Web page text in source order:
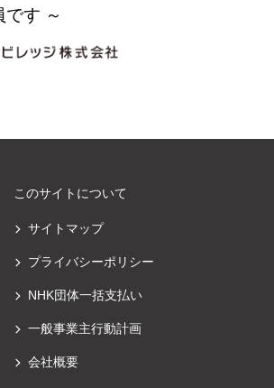
す ～
このサイトについて
サイトマップ
プライバシーポリシー
NHK団体一括支払い
一般事業主行動計画
会社概要